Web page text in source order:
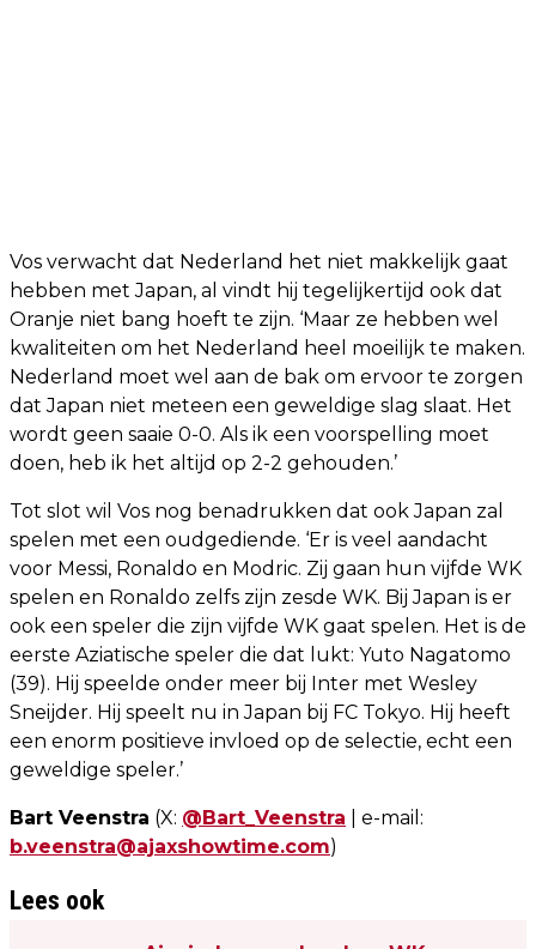
Vos verwacht dat Nederland het niet makkelijk gaat
hebben met Japan, al vindt hij tegelijkertijd ook dat
Oranje niet bang hoeft te zijn. ‘Maar ze hebben wel
kwaliteiten om het Nederland heel moeilijk te maken.
Nederland moet wel aan de bak om ervoor te zorgen
dat Japan niet meteen een geweldige slag slaat. Het
wordt geen saaie 0-0. Als ik een voorspelling moet
doen, heb ik het altijd op 2-2 gehouden.’
Tot slot wil Vos nog benadrukken dat ook Japan zal
spelen met een oudgediende. ‘Er is veel aandacht
voor Messi, Ronaldo en Modric. Zij gaan hun vijfde WK
spelen en Ronaldo zelfs zijn zesde WK. Bij Japan is er
ook een speler die zijn vijfde WK gaat spelen. Het is de
eerste Aziatische speler die dat lukt: Yuto Nagatomo
(39). Hij speelde onder meer bij Inter met Wesley
Sneijder. Hij speelt nu in Japan bij FC Tokyo. Hij heeft
een enorm positieve invloed op de selectie, echt een
geweldige speler.’
Bart Veenstra (X: @Bart_Veenstra | e-mail:
b.veenstra@ajaxshowtime.com)
Lees ook